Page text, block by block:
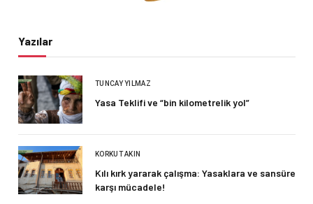
Yazılar
TUNCAY YILMAZ
Yasa Teklifi ve “bin kilometrelik yol”
KORKUT AKIN
Kılı kırk yararak çalışma: Yasaklara ve sansüre
karşı mücadele!